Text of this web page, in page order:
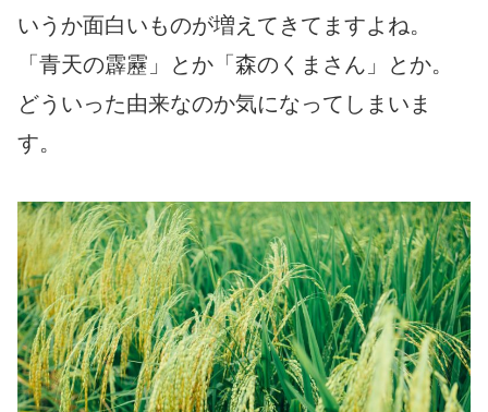
いうか面白いものが増えてきてますよね。
「青天の霹靂」とか「森のくまさん」とか。
どういった由来なのか気になってしまいま
す。